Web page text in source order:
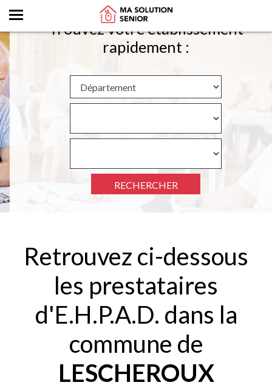
Trouvez votre établissement
rapidement :
RECHERCHER
Retrouvez ci-dessous
les prestataires
d'E.H.P.A.D. dans la
commune de
LESCHEROUX